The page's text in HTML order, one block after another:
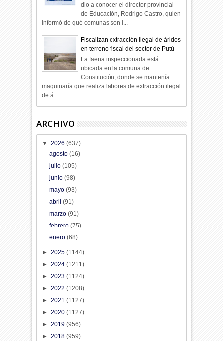
dio a conocer el director provincial
de Educación, Rodrigo Castro, quien
informó de qué comunas son l...
Fiscalizan extracción ilegal de áridos
en terreno fiscal del sector de Putú
La faena inspeccionada está
ubicada en la comuna de
Constitución, donde se mantenía
maquinaría que realiza labores de extracción ilegal
de á...
ARCHIVO
▼2026(637)
agosto (16)
julio (105)
junio (98)
mayo (93)
abril (91)
marzo (91)
febrero (75)
enero (68)
►2025(1144)
►2024(1211)
►2023(1124)
►2022(1208)
►2021(1127)
►2020(1127)
►2019(956)
►2018(959)